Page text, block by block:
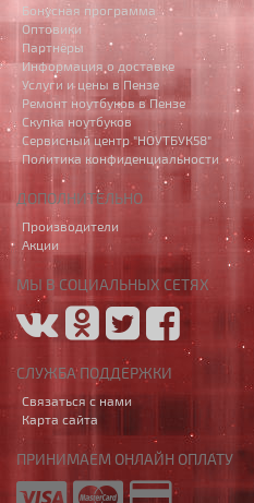
Бонусная программа
Оптовики
Партнёры
Информация о доставке
Услуги и цены в Пензе
Ремонт ноутбуков в Пензе
Скупка ноутбуков
Сервисный центр "НОУТБУК58"
Политика конфиденциальности
ДОПОЛНИТЕЛЬНО
Производители
Акции
МЫ В СОЦИАЛЬНЫХ СЕТЯХ
СЛУЖБА ПОДДЕРЖКИ
Связаться с нами
Карта сайта
ПРИНИМАЕМ ОНЛАЙН ОПЛАТУ